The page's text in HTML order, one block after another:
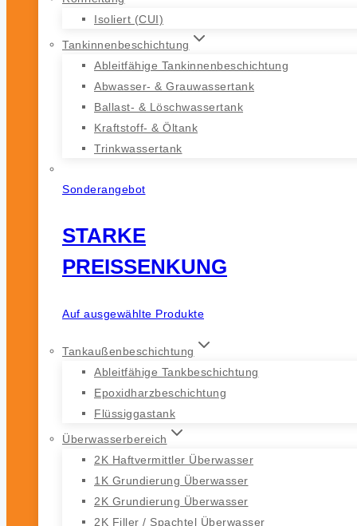
Isoliert (CUI)
Tankinnenbeschichtung
Ableitfähige Tankinnenbeschichtung
Abwasser- & Grauwassertank
Ballast- & Löschwassertank
Kraftstoff- & Öltank
Trinkwassertank
Sonderangebot
STARKE
PREISSENKUNG
Auf ausgewählte Produkte
Tankaußenbeschichtung
Ableitfähige Tankbeschichtung
Epoxidharzbeschichtung
Flüssiggastank
Überwasserbereich
2K Haftvermittler Überwasser
1K Grundierung Überwasser
2K Grundierung Überwasser
2K Filler / Spachtel Überwasser